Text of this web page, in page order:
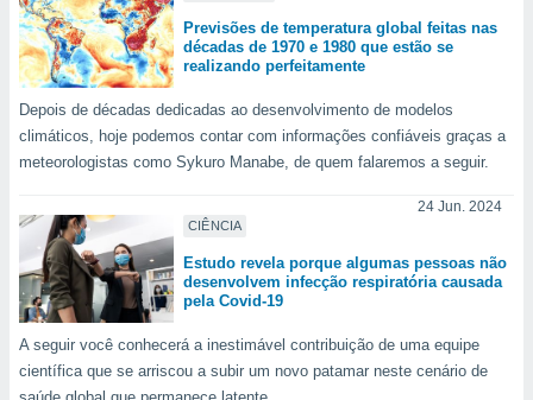
Previsões de temperatura global feitas nas
décadas de 1970 e 1980 que estão se
realizando perfeitamente
Depois de décadas dedicadas ao desenvolvimento de modelos
climáticos, hoje podemos contar com informações confiáveis graças a
meteorologistas como Sykuro Manabe, de quem falaremos a seguir.
CIÊNCIA
24 Jun. 2024
Estudo revela porque algumas pessoas não
desenvolvem infecção respiratória causada
pela Covid-19
A seguir você conhecerá a inestimável contribuição de uma equipe
científica que se arriscou a subir um novo patamar neste cenário de